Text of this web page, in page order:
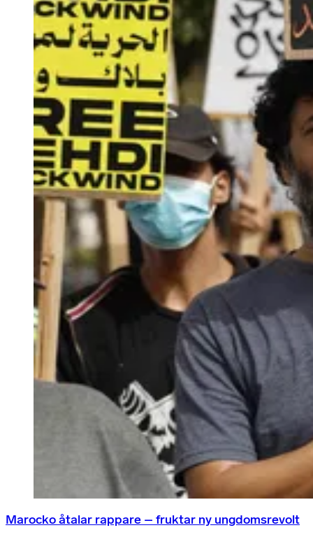
Marocko åtalar rappare – fruktar ny ungdomsrevolt